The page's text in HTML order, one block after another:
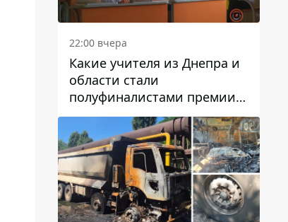
22:00 вчера
Какие учителя из Днепра и
области стали
полуфиналистами премии
Global Teacher Prize Ukraine
2026